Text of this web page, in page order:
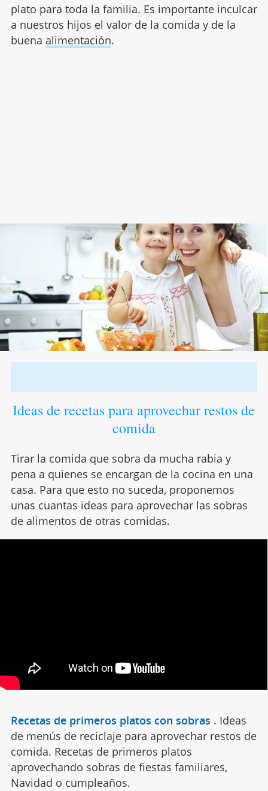
plato para toda la familia. Es importante inculcar
a nuestros hijos el valor de la comida y de la
buena alimentación.
Ideas de recetas para aprovechar restos de
comida
Tirar la comida que sobra da mucha rabia y
pena a quienes se encargan de la cocina en una
casa. Para que esto no suceda, proponemos
unas cuantas ideas para aprovechar las sobras
de alimentos de otras comidas.
Recetas de primeros platos con sobras . Ideas
de menús de reciclaje para aprovechar restos de
comida. Recetas de primeros platos
aprovechando sobras de fiestas familiares,
Navidad o cumpleaños.